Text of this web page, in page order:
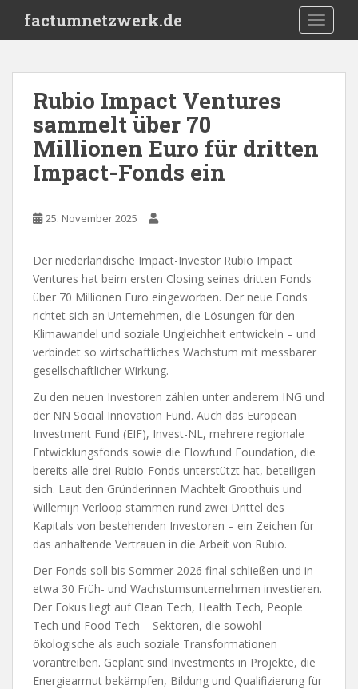
i
factumnetzwerk.de
Rubio Impact Ventures
sammelt über 70
Millionen Euro für dritten
Impact-Fonds ein
25. November 2025
Der niederländische Impact-Investor Rubio Impact
Ventures hat beim ersten Closing seines dritten Fonds
über 70 Millionen Euro eingeworben. Der neue Fonds
richtet sich an Unternehmen, die Lösungen für den
Klimawandel und soziale Ungleichheit entwickeln – und
verbindet so wirtschaftliches Wachstum mit messbarer
gesellschaftlicher Wirkung.
Zu den neuen Investoren zählen unter anderem ING und
der NN Social Innovation Fund. Auch das European
Investment Fund (EIF), Invest-NL, mehrere regionale
Entwicklungsfonds sowie die Flowfund Foundation, die
bereits alle drei Rubio-Fonds unterstützt hat, beteiligen
sich. Laut den Gründerinnen Machtelt Groothuis und
Willemijn Verloop stammen rund zwei Drittel des
Kapitals von bestehenden Investoren – ein Zeichen für
das anhaltende Vertrauen in die Arbeit von Rubio.
Der Fonds soll bis Sommer 2026 final schließen und in
etwa 30 Früh- und Wachstumsunternehmen investieren.
Der Fokus liegt auf Clean Tech, Health Tech, People
Tech und Food Tech – Sektoren, die sowohl
ökologische als auch soziale Transformationen
vorantreiben. Geplant sind Investments in Projekte, die
Energiearmut bekämpfen, Bildung und Qualifizierung für